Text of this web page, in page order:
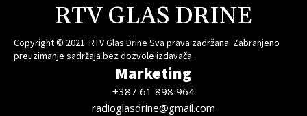
RTV GLAS DRINE
Copyright © 2021. RTV Glas Drine Sva prava zadržana. Zabranjeno
preuzimanje sadržaja bez dozvole izdavača.
Marketing
+387 61 898 964
radioglasdrine@gmail.com